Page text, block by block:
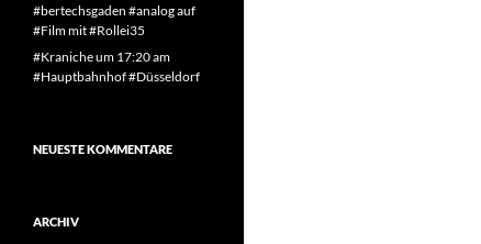
#bertechsgaden #analog auf
#Film mit #Rollei35
#Kraniche um 17:20 am
#Hauptbahnhof #Düsseldorf
NEUESTE KOMMENTARE
ARCHIV